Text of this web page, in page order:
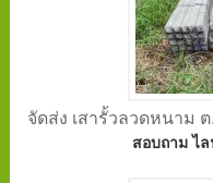
จัดส่ง เสารั้วลวดหนาม
สอบถาม ไ